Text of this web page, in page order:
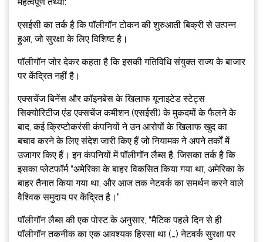
एसईसी का तर्क है कि पॉलीगॉन टोकन की शुरुआती बिक्री से उत्पन्न
हुआ, जो सुरक्षा के लिए विशिष्ट है।
पॉलीगॉन जोर देकर कहता है कि इसकी गतिविधि संयुक्त राज्य के बाजार
पर केंद्रित नहीं है।
एक्सचेंज बिनेंस और कॉइनबेस के खिलाफ यूनाइटेड स्टेट्स
सिक्योरिटीज एंड एक्सचेंज कमीशन (एसईसी) के मुकदमों के फैलने के
बाद, कई क्रिप्टोकरंसी कंपनियों ने उन आरोपों के खिलाफ खुद का
बचाव करने के लिए संदेश जारी किए हैं जो नियामक ने अपने तर्कों में
उजागर किए हैं। इन कंपनियों में पॉलीगॉन लैब्स है, जिसका तर्क है कि
इसका प्लेटफॉर्म “अमेरिका के बाहर विकसित किया गया था, अमेरिका के
बाहर तैनात किया गया था, और आज तक नेटवर्क का समर्थन करने वाले
वैश्विक समुदाय पर केंद्रित है।”
पॉलीगॉन लैब्स की एक पोस्ट के अनुसार, “मैटिक पहले दिन से ही
पॉलीगॉन तकनीक का एक आवश्यक हिस्सा था (…) नेटवर्क सुरक्षा पर